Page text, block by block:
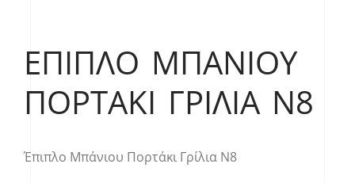
ΈΠΙΠΛΟ ΜΠΆΝΙΟΥ
ΠΟΡΤΆΚΙ ΓΡΊΛΙΑ Ν8
Έπιπλο Μπάνιου Πορτάκι Γρίλια Ν8